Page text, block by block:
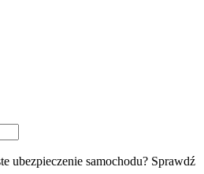
ubezpieczenie samochodu? Sprawdź